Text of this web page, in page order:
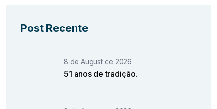
Post Recente
8 de August de 2026
51 anos de tradição.